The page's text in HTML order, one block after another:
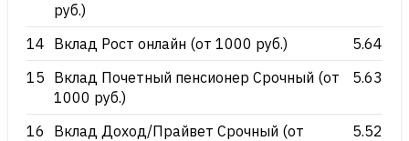
руб.)
14 Вклад Рост онлайн (от 1000 руб.)
5.64
15 Вклад Почетный пенсионер Срочный (от
1000 руб.)
5.63
16
Вклад Доход/Прайвет Срочный (от
5.52